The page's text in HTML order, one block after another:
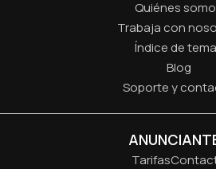
Quiénes
Trabaja con
Índice de
Blog
Soporte y
Tarifas